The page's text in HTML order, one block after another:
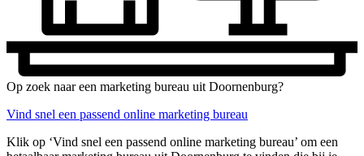
Op zoek naar een marketing bureau uit Doornenburg?
Vind snel een passend online marketing bureau
Klik op ‘Vind snel een passend online marketing bureau’ om een